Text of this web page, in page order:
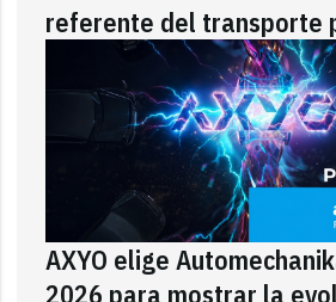
referente del transporte
AXYO elige
2026 para mostrar la